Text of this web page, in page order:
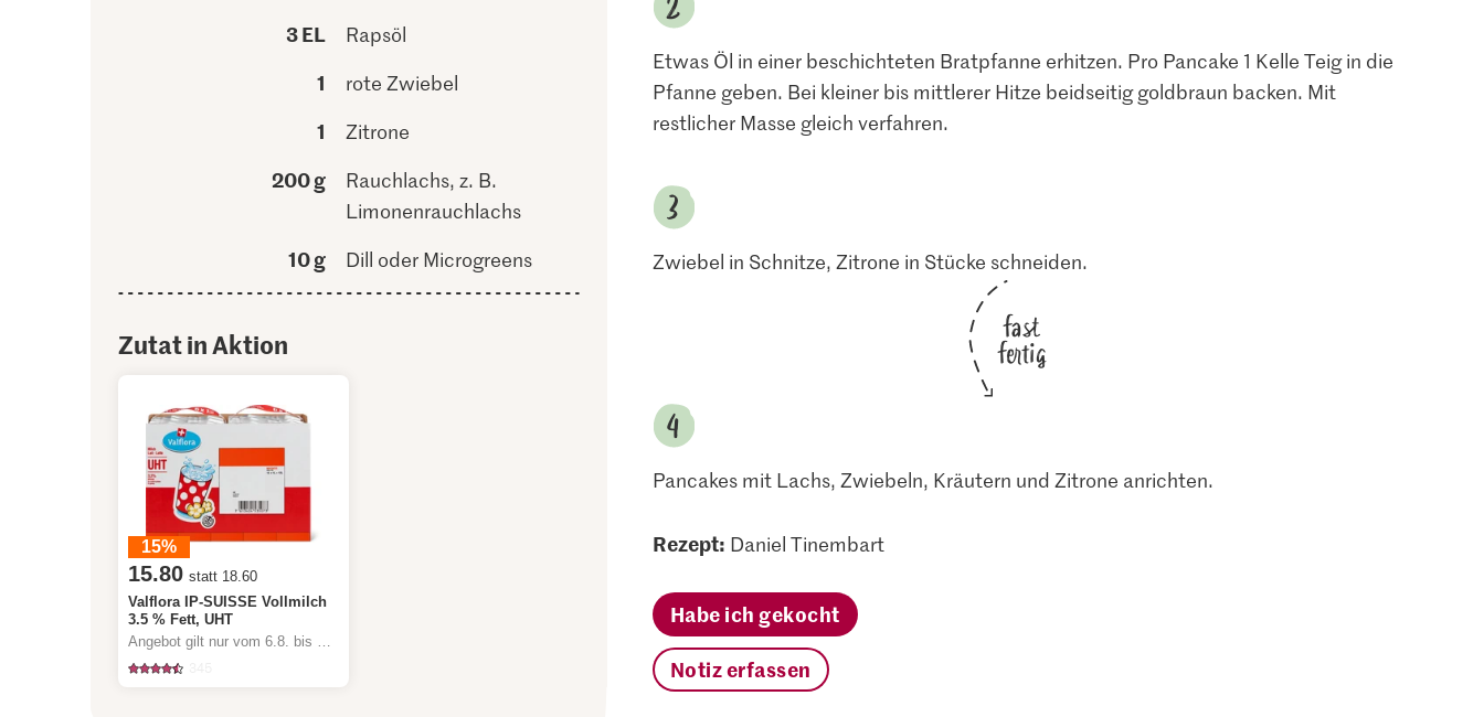
3 EL Rapsöl
1 rote Zwiebel
1 Zitrone
200 g
Rauchlachs, z. B.
Limonenrauchlachs
10 g Dill oder Microgreens
Zutat in Aktion
15%
15.80 statt 18.60
Valflora IP-SUISSE Vollmilch
3.5 % Fett, UHT
Etwas Öl in einer beschichteten Bratpfanne erhitzen. Pro Pancake 1 Kelle Teig in die
Pfanne geben. Bei kleiner bis mittlerer Hitze beidseitig goldbraun backen. Mit
restlicher Masse gleich verfahren.
Zwiebel in Schnitze, Zitrone in Stücke schneiden.
fast
fertig
Pancakes mit Lachs, Zwiebeln, Kräutern und Zitrone anrichten.
Rezept: Daniel Tinembart
Habe ich gekocht
Notiz erfassen